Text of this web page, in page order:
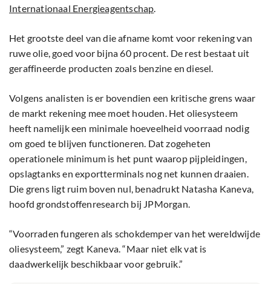
Internationaal Energieagentschap.
Het grootste deel van die afname komt voor rekening van
ruwe olie, goed voor bijna 60 procent. De rest bestaat uit
geraffineerde producten zoals benzine en diesel.
Volgens analisten is er bovendien een kritische grens waar
de markt rekening mee moet houden. Het oliesysteem
heeft namelijk een minimale hoeveelheid voorraad nodig
om goed te blijven functioneren. Dat zogeheten
operationele minimum is het punt waarop pijpleidingen,
opslagtanks en exportterminals nog net kunnen draaien.
Die grens ligt ruim boven nul, benadrukt Natasha Kaneva,
hoofd grondstoffenresearch bij JPMorgan.
“Voorraden fungeren als schokdemper van het wereldwijde
oliesysteem,” zegt Kaneva. “Maar niet elk vat is
daadwerkelijk beschikbaar voor gebruik.”